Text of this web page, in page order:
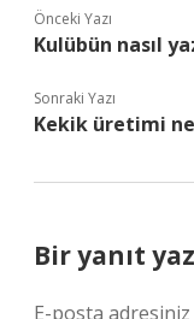
Önceki Yazı
Kulübün nasıl
Sonraki Yazı
Kekik üretimi
Bir yanıt
E-posta adresiniz